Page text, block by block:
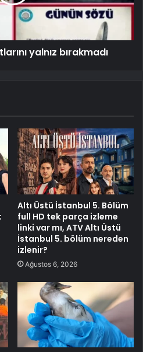
yalnız bırakmadı
Altı Üstü İstanbul 5. Bölüm
full HD tek parça izleme
linki var mı, ATV Altı Üstü
İstanbul 5. bölüm nereden
izlenir?
Ağustos 6, 2026